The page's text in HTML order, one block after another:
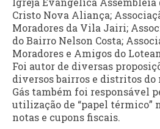
Cristo Nova Aliança;
Moradores da Vila Jairi;
do Bairro Nelson Costa;
Moradores e Amigos do
Foi autor de diversas
diversos bairros e distritos
Gás também foi responsável
utilização de “papel térmico”
notas e cupons fiscais.